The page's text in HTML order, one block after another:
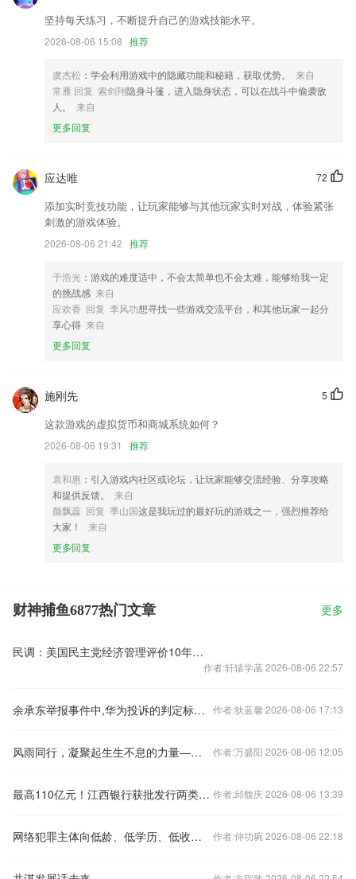
无需打开APP，通过「小组件」即可查看待审单据
新增油气分离功能,积分分为柴油积分和天燃气积分;
新增视频教程
联系我们
以上就是财神捕鱼6877的介绍，如果您喜欢这款软件，您可以到应用商
店进行打分评论，说出您的使用经历，以帮助我们更好的对产品进行优化
坚持每天练习，不断提升自己的游戏技能水平。
2026-08-06 15:08 推荐
虞杰松 ：学会利用游戏中的隐藏功能和秘籍，获取优势。
来自
常雁 回复 索剑翔隐身斗篷，进入隐身状态，可以在战斗中偷袭敌
人。
来自
更多回复
72
应达唯
添加实时竞技功能，让玩家能够与其他玩家实时对战，体验紧张
刺激的游戏体验。
2026-08-06 21:42 推荐
于浩光 ：游戏的难度适中，不会太简单也不会太难，能够给我一定
的挑战感 来自
应欢香 回复 李风功想寻找一些游戏交流平台，和其他玩家一起分
享心得 来自
更多回复
5
施刚先
这款游戏的虚拟货币和商城系统如何？
2026-08-06 19:31 推荐
袁和惠 ：引入游戏内社区或论坛，让玩家能够交流经验、分享攻略
和提供反馈。
来自
颜飘蕊 回复 季山国这是我玩过的最好玩的游戏之一，强烈推荐给
大家！
来自
更多回复
财神捕鱼6877热门文章 更多
民调：美国民主党经济管理评价10年来首次领先共和党
作者:轩辕学菡 2026-08-06 22:57
余承东举报事件中,华为投诉的判定标准是什么? 作者:狄蓝馨 2026-08-06 17:13
风雨同行，凝聚起生生不息的力量——广西全力恢复重建家园 作者:万盛阳 2026-08-06 12:05
最高110亿元！江西银行获批发行两类资本债券 作者:邱馥庆 2026-08-06 13:39
网络犯罪主体向低龄、低学历、低收入人群发展 作者:仲功琬 2026-08-06 22:18